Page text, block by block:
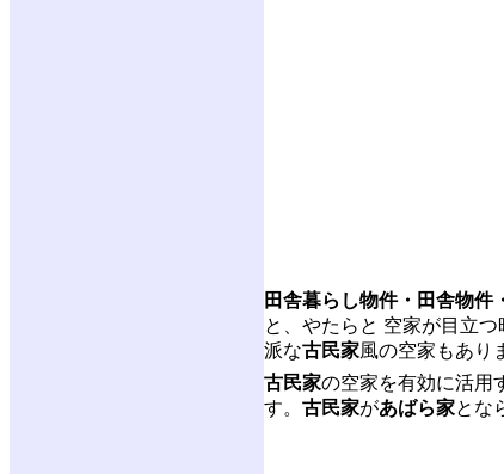
田舎暮らし物件・田舎物件
と、やたらと 空家が目立
派な古民家風の空家もあり
古民家の空家を有効に活用
す。 古民家があばら家とな